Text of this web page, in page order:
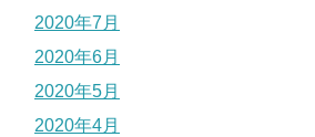
2020年7月
2020年6月
2020年5月
2020年4月